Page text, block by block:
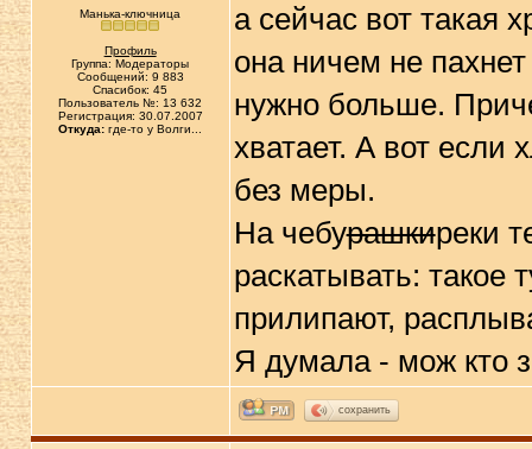
Манька-ключница
Профиль
Группа: Модераторы
Сообщений: 9 883
Спасибок: 45
Пользователь №: 13 632
Регистрация: 30.07.2007
Откуда: где-то у Волги...
а сейчас вот такая
она ничем не
нужно больше.
хватает. А вот если
без меры.
На чебурашкиреки
раскатывать: такое
прилипают,
Я думала - мож кто
сохранить